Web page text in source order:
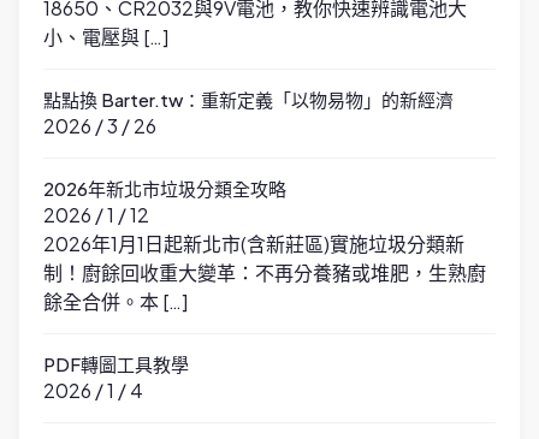
18650、CR2032與9V電池，教你快速辨識電池大
小、電壓與 […]
點點換 Barter.tw：重新定義「以物易物」的新經濟
2026 / 3 / 26
2026年新北市垃圾分類全攻略
2026 / 1 / 12
2026年1月1日起新北市(含新莊區)實施垃圾分類新
制！廚餘回收重大變革：不再分養豬或堆肥，生熟廚
餘全合併。本 […]
PDF轉圖工具教學
2026 / 1 / 4